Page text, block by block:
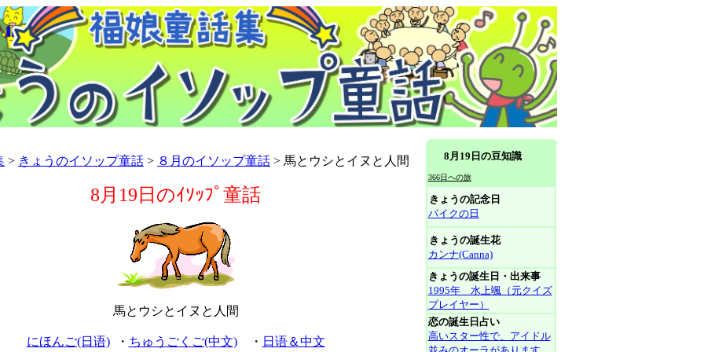
> きょうのイソップ童話 > ８月のイソップ童話 > 馬とウシとイヌと人間
8月19日のｲｿｯﾌﾟ童話
馬とウシとイヌと人間
にほんご(日语)・ ちゅうごくご(中文)・ 日语＆中文
8月19日の豆知識
366日への旅
きょうの記念日
バイクの日
きょうの誕生花
カンナ(Canna)
きょうの誕生日・出来事
1995年 水上颯（元クイズ
プレイヤー）
恋の誕生日占い
高いスター性で、アイドル